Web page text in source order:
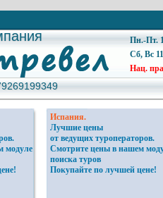
Пн.-Пт.
Сб, Вс
Нац.
модуле
Испания.
Лучшие цены
от ведущих туроператоров.
Смотрите цены в нашем
поиска туров
Покупайте по лучшей цене!